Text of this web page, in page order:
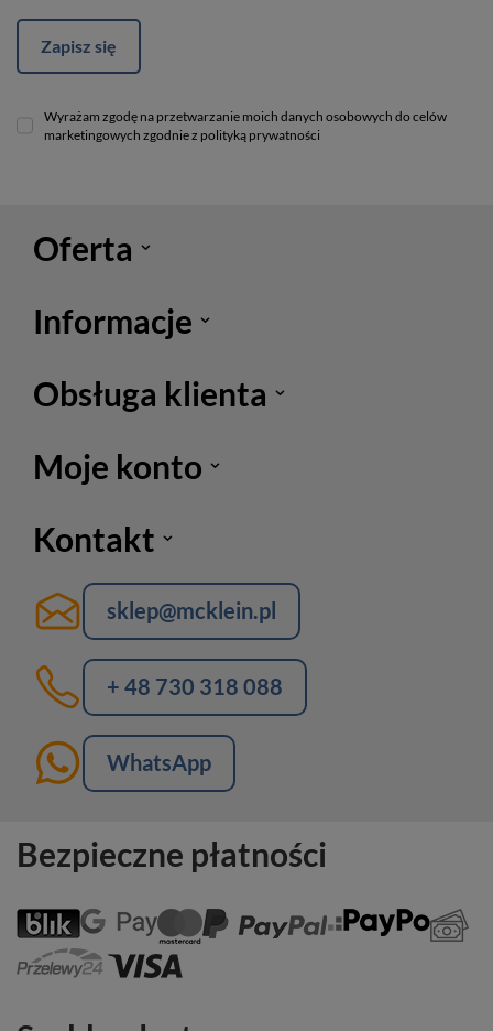
Zapisz się
Wyrażam zgodę na przetwarzanie moich danych osobowych do celów
marketingowych zgodnie z polityką prywatności
Oferta
Informacje
Obsługa klienta
Moje konto
Kontakt
sklep@mcklein.pl
+ 48 730 318 088
WhatsApp
Bezpieczne płatności